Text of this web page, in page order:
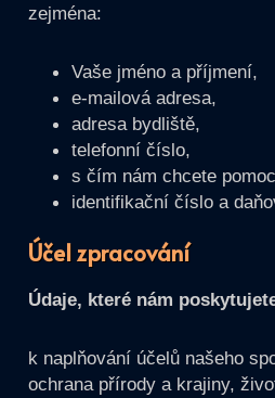
zejména:
Vaše jméno a příjmení,
e-mailová adresa,
adresa bydliště,
telefonní číslo,
s čím nám chcete
identifikační číslo a
Účel zpracování
Údaje, které nám
k naplňování účelů našeho
ochrana přírody a krajiny,